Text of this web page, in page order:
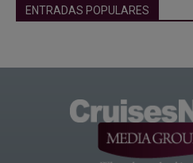
ENTRADAS POPULARES